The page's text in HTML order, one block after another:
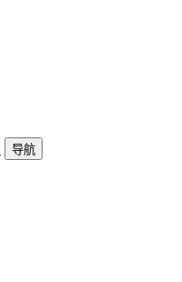
导航